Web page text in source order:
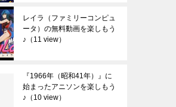
レイラ（ファミリーコンピュ
ータ）の無料動画を楽しもう
♪ （11 view）
『1966年（昭和41年）』に
始まったアニソンを楽しもう
♪ （10 view）